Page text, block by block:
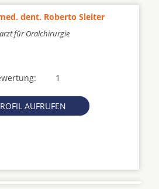
dent. Roberto Sleiter
für Oralchirurgie
1
AUFRUFEN